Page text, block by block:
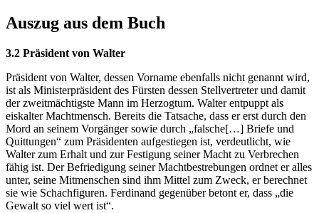
Auszug aus dem Buch
3.2 Präsident von Walter
Präsident von Walter, dessen Vorname ebenfalls nicht genannt wird,
ist als Ministerpräsident des Fürsten dessen Stellvertreter und damit
der zweitmächtigste Mann im Herzogtum. Walter entpuppt als
eiskalter Machtmensch. Bereits die Tatsache, dass er erst durch den
Mord an seinem Vorgänger sowie durch „falsche[…] Briefe und
Quittungen“ zum Präsidenten aufgestiegen ist, verdeutlicht, wie
Walter zum Erhalt und zur Festigung seiner Macht zu Verbrechen
fähig ist. Der Befriedigung seiner Machtbestrebungen ordnet er alles
unter, seine Mitmenschen sind ihm Mittel zum Zweck, er berechnet
sie wie Schachfiguren. Ferdinand gegenüber betont er, dass „die
Gewalt so viel wert ist“.